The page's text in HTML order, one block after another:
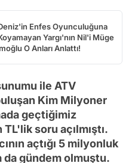
Enfes Oyunculuğuna
Yargı'nın Nil'i Müge
O Anları Anlattı!
ile ATV
Kim Milyoner
geçtiğimiz
soru açılmıştı.
açtığı 5 milyonluk
gündem olmuştu.